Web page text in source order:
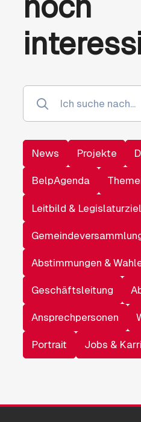
News Projekte
BelpAgenda
Leitbild &
Abstimmungen &
Geschäftsleitung
Ansprechpersonen
Portrait Jobs &